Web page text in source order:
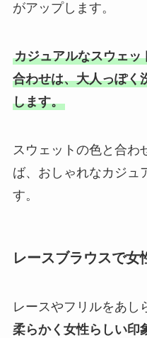
がアップします。
カジュアルなスウェッ
合わせは、大人っぽく
します。
スウェットの色と合わ
ば、おしゃれなカジュ
す。
レースブラウスで女
レースやフリルをあし
柔らかく女性らしい印